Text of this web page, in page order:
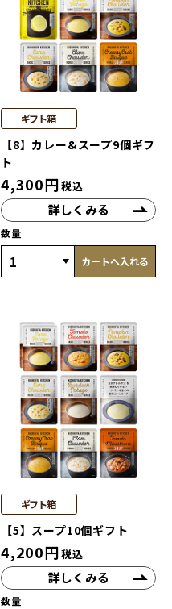
ギフト箱
【8】カレー&スープ9個ギフ
ト
4,300円税込
詳しくみる
数量
カートへ入れる
ギフト箱
【5】スープ10個ギフト
4,200円税込
詳しくみる
数量